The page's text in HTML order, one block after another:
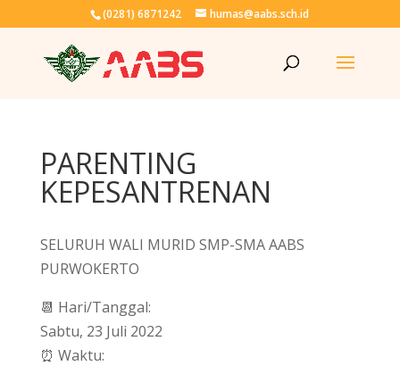
(0281) 6871242 humas@aabs.sch.id
PARENTING
KEPESANTRENAN
SELURUH WALI MURID SMP-SMA AABS
PURWOKERTO
📆 Hari/Tanggal:
Sabtu, 23 Juli 2022
⏰ Waktu: